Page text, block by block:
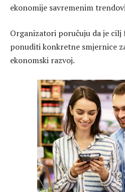
ekonomije savremenim
Organizatori poručuju da je
ponuditi konkretne smjernice
ekonomski razvoj.